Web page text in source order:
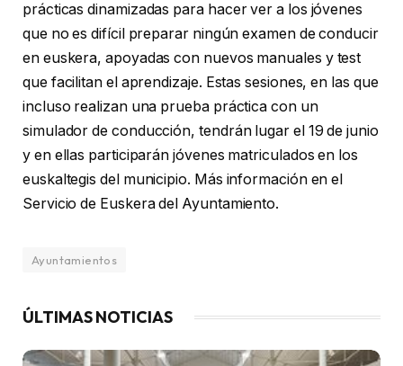
prácticas dinamizadas para hacer ver a los jóvenes
que no es difícil preparar ningún examen de conducir
en euskera, apoyadas con nuevos manuales y test
que facilitan el aprendizaje. Estas sesiones, en las que
incluso realizan una prueba práctica con un
simulador de conducción, tendrán lugar el 19 de junio
y en ellas participarán jóvenes matriculados en los
euskaltegis del municipio. Más información en el
Servicio de Euskera del Ayuntamiento.
Ayuntamientos
ÚLTIMAS NOTICIAS